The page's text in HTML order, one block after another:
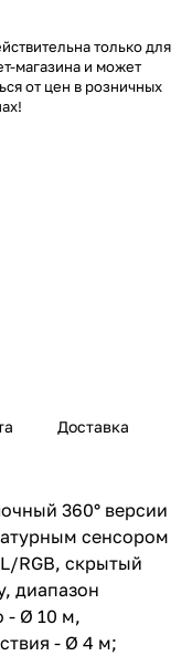
только для
магазина и может
от цен в розничных
Доставка
360° версии
сенсором
RGB, скрытый
диапазон
- Ø 10 м,
- Ø 4 м;